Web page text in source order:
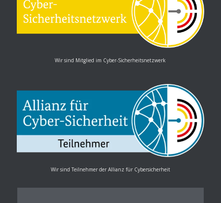
Wir sind Mitglied im Cyber-Sicherheitsnetzwerk
Wir sind Teilnehmer der Allianz für Cybersicherheit